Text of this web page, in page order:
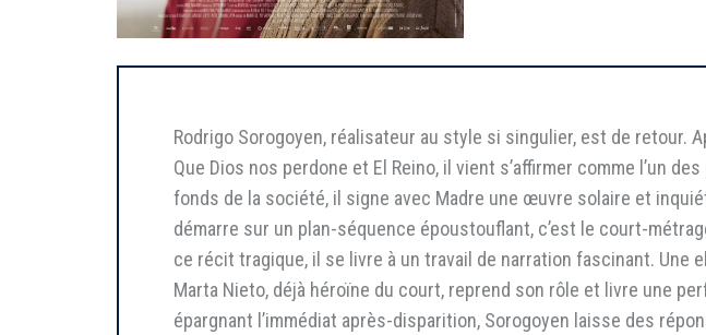
Rodrigo Sorogoyen, réalisateur au style si singulier, est de
Que Dios nos perdone et El Reino, il vient s’affirmer comme l’un
fonds de la société, il signe avec Madre une œuvre solaire et
démarre sur un plan-séquence époustouflant, c’est le court-
ce récit tragique, il se livre à un travail de narration fascinant. Une
Marta Nieto, déjà héroïne du court, reprend son rôle et livre une
épargnant l’immédiat après-disparition, Sorogoyen laisse des